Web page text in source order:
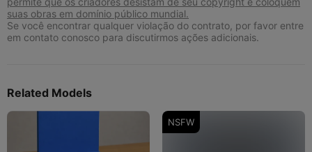
suas obras em domínio público mundial.
Se você encontrar qualquer violação do contrato, por favor entre
em contato conosco para discutirmos ações adicionais.
Related Models
NSFW